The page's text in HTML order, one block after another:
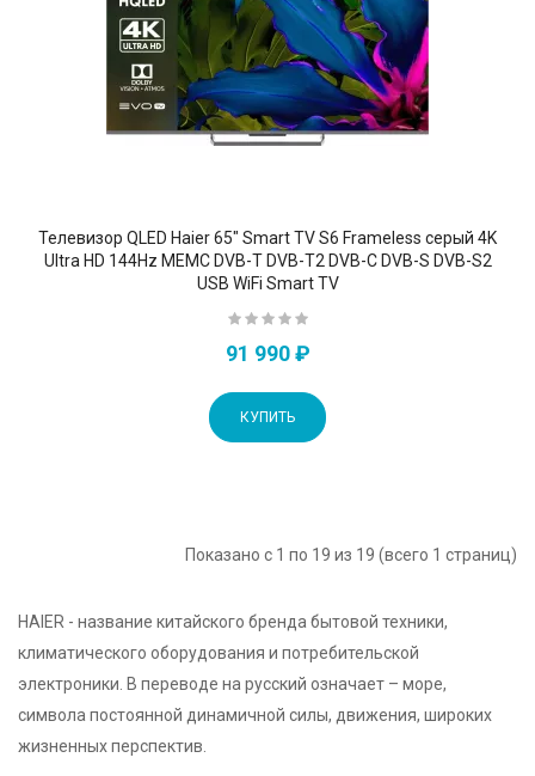
Телевизор QLED Haier 65" Smart TV S6 Frameless серый 4K
Ultra HD 144Hz MEMC DVB-T DVB-T2 DVB-C DVB-S DVB-S2
USB WiFi Smart TV
91 990 ₽
КУПИТЬ
Показано с 1 по 19 из 19 (всего 1 страниц)
HAIER - название китайского бренда бытовой техники,
климатического оборудования и потребительской
электроники. В переводе на русский означает – море,
символа постоянной динамичной силы, движения, широких
жизненных перспектив.